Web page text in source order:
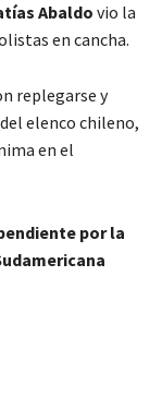
Abaldo vio la
en cancha.
replegarse y
elenco chileno,
en el
por la